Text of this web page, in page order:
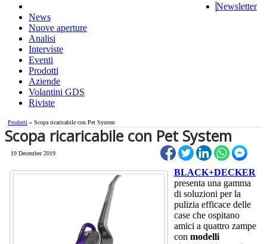
Newsletter
News
Nuove aperture
Analisi
Interviste
Eventi
Prodotti
Aziende
Volantini GDS
Riviste
Prodotti » Scopa ricaricabile con Pet System
Scopa ricaricabile con Pet System
19 December 2019
BLACK+DECKER
presenta una gamma
di soluzioni per la
pulizia efficace delle
case che ospitano
amici a quattro zampe
con modelli